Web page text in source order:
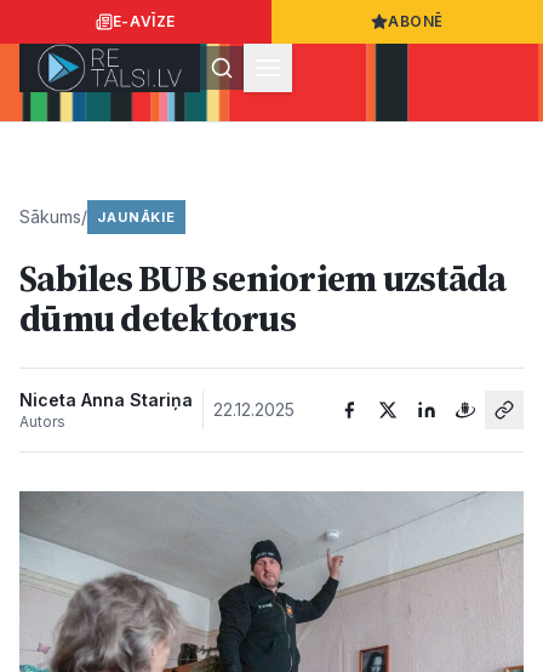
E-AVĪZE ABONĒ
Ziņas
Dzīvesstils
Kultūra
Bizness
Sākums/ JAUNĀKIE
Sabiles BUB senioriem uzstāda
dūmu detektorus
Niceta Anna Stariņa
Autors
22.12.2025